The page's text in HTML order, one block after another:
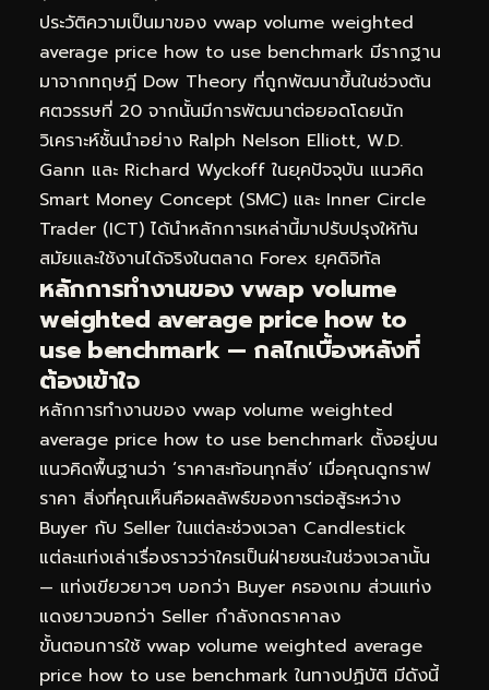
ประวัติความเป็นมาของ vwap volume weighted
average price how to use benchmark มีรากฐาน
มาจากทฤษฎี Dow Theory ที่ถูกพัฒนาขึ้นในช่วงต้น
ศตวรรษที่ 20 จากนั้นมีการพัฒนาต่อยอดโดยนัก
วิเคราะห์ชั้นนำอย่าง Ralph Nelson Elliott, W.D.
Gann และ Richard Wyckoff ในยุคปัจจุบัน แนวคิด
Smart Money Concept (SMC) และ Inner Circle
Trader (ICT) ได้นำหลักการเหล่านี้มาปรับปรุงให้ทัน
สมัยและใช้งานได้จริงในตลาด Forex ยุคดิจิทัล
หลักการทำงานของ vwap volume
weighted average price how to
use benchmark — กลไกเบื้องหลังที่
ต้องเข้าใจ
หลักการทำงานของ vwap volume weighted
average price how to use benchmark ตั้งอยู่บน
แนวคิดพื้นฐานว่า ‘ราคาสะท้อนทุกสิ่ง’ เมื่อคุณดูกราฟ
ราคา สิ่งที่คุณเห็นคือผลลัพธ์ของการต่อสู้ระหว่าง
Buyer กับ Seller ในแต่ละช่วงเวลา Candlestick
แต่ละแท่งเล่าเรื่องราวว่าใครเป็นฝ่ายชนะในช่วงเวลานั้น
— แท่งเขียวยาวๆ บอกว่า Buyer ครองเกม ส่วนแท่ง
แดงยาวบอกว่า Seller กำลังกดราคาลง
ขั้นตอนการใช้ vwap volume weighted average
price how to use benchmark ในทางปฏิบัติ มีดังนี้